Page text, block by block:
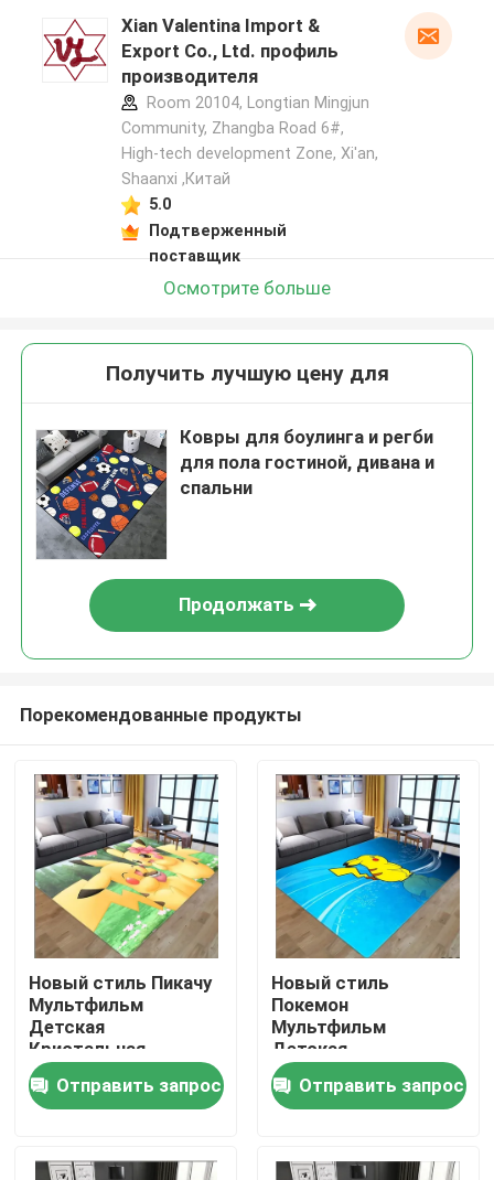
Дом
ПРОДУКТЫ
видео
Xian Valentina Import &
Export Co., Ltd. профиль
производителя
Room 20104, Longtian Mingjun
Community, Zhangba Road 6#,
High-tech development Zone, Xi'an,
Shaanxi ,Китай
5.0
Подтверженный
поставщик
Осмотрите больше
Получить лучшую цену для
Ковры для боулинга и регби
для пола гостиной, дивана и
спальни
Продолжать
Порекомендованные продукты
Новый стиль Пикачу
Мультфильм
Детская
Кристальная
Бархатная Гостиная,
Спальня Гостиная
Полы Ковры
Отправить запрос
Новый стиль
Покемон
Мультфильм
Детская
Кристальная
Бархатная Гостиная,
Спальня Гостиная
Отправить запрос